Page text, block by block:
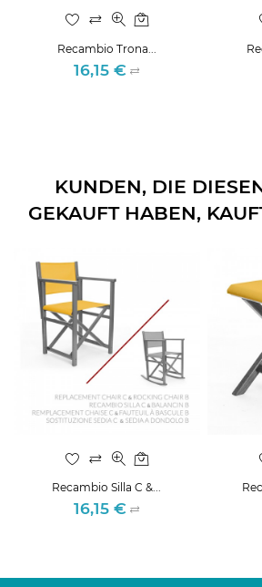
Recambio Trona...
Preis
16,15 €
KUNDEN, DIE
GEKAUFT HABEN,
Recambio Silla C &...
Preis
16,15 €